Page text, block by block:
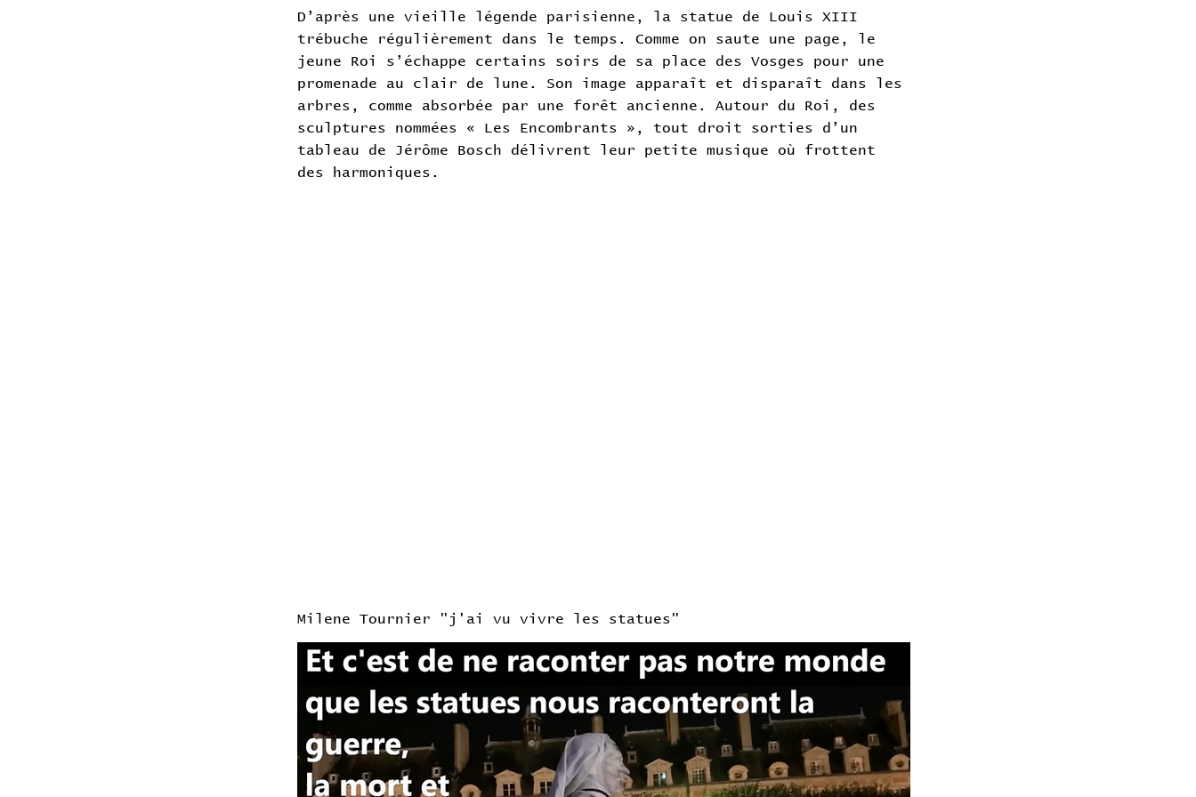
D’après une vieille légende parisienne, la statue de Louis XIII
trébuche régulièrement dans le temps. Comme on saute une page, le
jeune Roi s’échappe certains soirs de sa place des Vosges pour une
promenade au clair de lune. Son image apparaît et disparaît dans les
arbres, comme absorbée par une forêt ancienne. Autour du Roi, des
sculptures nommées « Les Encombrants », tout droit sorties d’un
tableau de Jérôme Bosch délivrent leur petite musique où frottent
des harmoniques.
Milene Tournier "j'ai vu vivre les statues"